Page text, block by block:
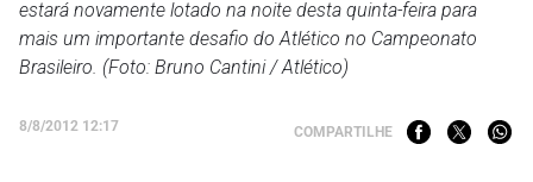
estará novamente lotado na noite desta quinta-feira para
mais um importante desafio do Atlético no Campeonato
Brasileiro. (Foto: Bruno Cantini / Atlético)
8/8/2012 12:17 COMPARTILHE